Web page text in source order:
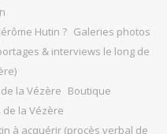
Hutin ? Galeries photos
& interviews le long de
la Vézère Boutique
la Vézère
à acquérir (procès verbal de